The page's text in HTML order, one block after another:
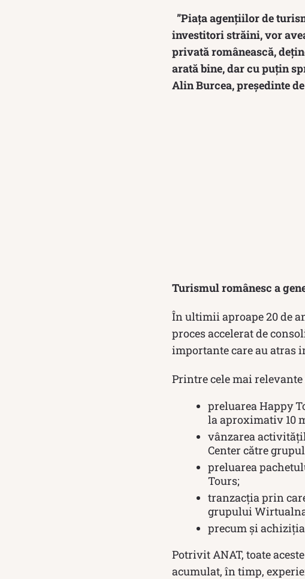
”Piața agențiilor de
investitori străini, vor
privată românească,
arată bine, dar cu puțin
Alin Burcea, președinte
Turismul românesc a
În ultimii aproape 20 de
proces accelerat de
importante care au
Printre cele mai
preluarea Happy
la aproximativ 10
vânzarea
Center către
preluarea
Tours;
tranzacția prin
grupului
precum și
Potrivit ANAT, toate
acumulat, în timp,